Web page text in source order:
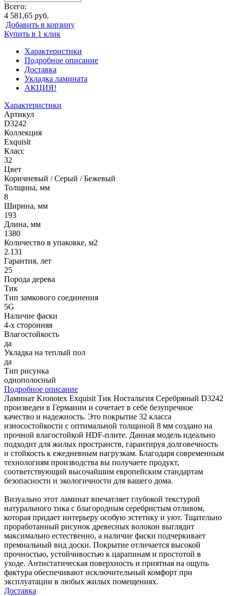
Всего:
4 581,65 руб.
Добавить в корзину
Купить в 1 клик
Характеристики
Подробное описание
Доставка
Укладка ламината
АКЦИЯ!
Характеристики
Артикул
D3242
Коллекция
Exquisit
Класс
32
Цвет
Коричневый / Серый / Бежевый
Толщина, мм
8
Ширина, мм
193
Длина, мм
1380
Количество в упаковке, м2
2.131
Гарантия, лет
25
Порода дерева
Тик
Тип замкового соединения
5G
Наличие фаски
4-х сторонняя
Влагостойкость
да
Укладка на теплый пол
да
Тип рисунка
однополосный
Подробное описание
Ламинат Kronotex Exquisit Тик Ностальгия Серебряный D3242
произведен в Германии и сочетает в себе безупречное
качество и надежность. Это покрытие 32 класса
износостойкости с оптимальной толщиной 8 мм создано на
прочной влагостойкой HDF-плите. Данная модель идеально
подходит для жилых пространств, гарантируя долговечность
и стойкость к ежедневным нагрузкам. Благодаря современным
технологиям производства вы получаете продукт,
соответствующий высочайшим европейским стандартам
безопасности и экологичности для вашего дома.
Визуально этот ламинат впечатляет глубокой текстурой
натурального тика с благородным серебристым отливом,
которая придает интерьеру особую эстетику и уют. Тщательно
проработанный рисунок древесных волокон выглядит
максимально естественно, а наличие фаски подчеркивает
премиальный вид доски. Покрытие отличается высокой
прочностью, устойчивостью к царапинам и простотой в
уходе. Антистатическая поверхность и приятная на ощупь
фактура обеспечивают исключительный комфорт при
эксплуатации в любых жилых помещениях.
Доставка